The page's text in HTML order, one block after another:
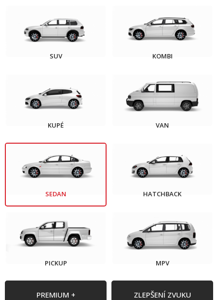
SUV KOMBI
KUPÉ VAN
SEDAN HATCHBACK
PICKUP MPV
PREMIUM + ZLEPŠENÍ ZVUKU